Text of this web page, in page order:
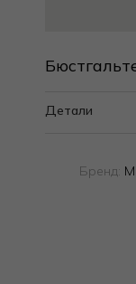
Детали
Бренд: